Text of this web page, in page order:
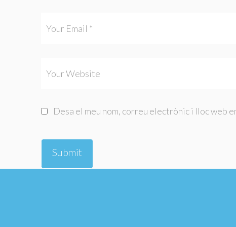
Desa el meu nom, correu electrònic i lloc web